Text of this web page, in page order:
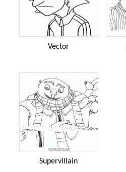
Vector
Supervillain